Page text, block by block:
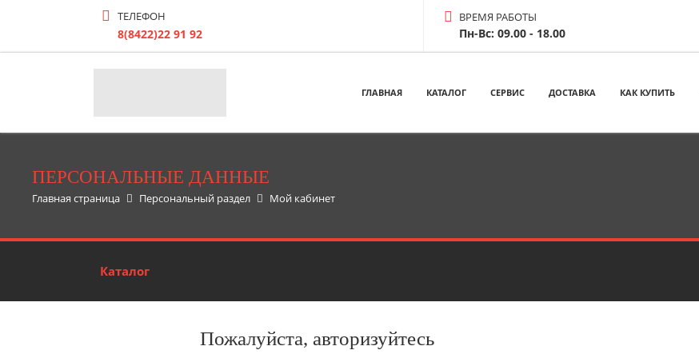
ТЕЛЕФОН
8(8422)22 91 92
ВРЕМЯ РАБОТЫ
Пн-Вс: 09.00 - 18.00
ГЛАВНАЯ КАТАЛОГ СЕРВИС ДОСТАВКА КАК КУПИТЬ
ПЕРСОНАЛЬНЫЕ ДАННЫЕ
Главная страница Персональный раздел Мой кабинет
Каталог
Пожалуйста, авторизуйтесь